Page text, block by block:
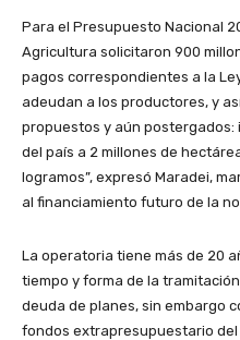
Para el Presupuesto Nacional
Agricultura solicitaron 900
pagos correspondientes a la
adeudan a los productores, y
propuestos y aún
del país a 2 millones de
logramos”, expresó Maradei,
al financiamiento futuro de la
La operatoria tiene más de 20
tiempo y forma de la
deuda de planes, sin embargo
fondos extrapresupuestario del